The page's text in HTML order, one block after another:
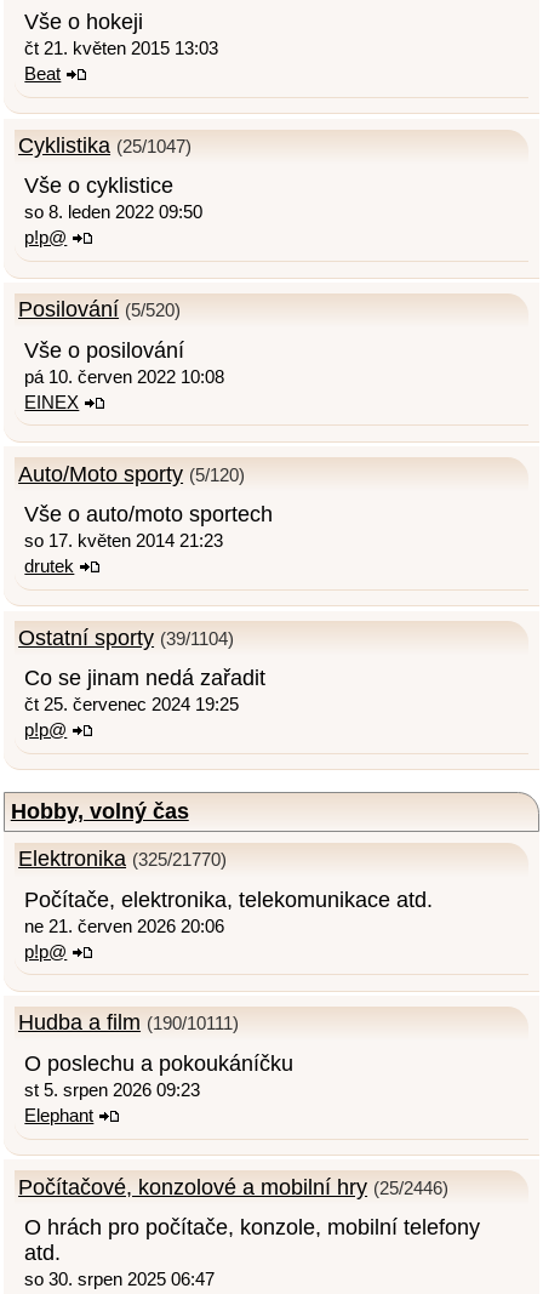
Vše o hokeji
čt 21. květen 2015 13:03
Beat
Cyklistika (25/1047)
Vše o cyklistice
so 8. leden 2022 09:50
p!p@
Posilování (5/520)
Vše o posilování
pá 10. červen 2022 10:08
EINEX
Auto/Moto sporty (5/120)
Vše o auto/moto sportech
so 17. květen 2014 21:23
drutek
Ostatní sporty (39/1104)
Co se jinam nedá zařadit
čt 25. červenec 2024 19:25
p!p@
Hobby, volný čas
Elektronika (325/21770)
Počítače, elektronika, telekomunikace atd.
ne 21. červen 2026 20:06
p!p@
Hudba a film (190/10111)
O poslechu a pokoukáníčku
st 5. srpen 2026 09:23
Elephant
Počítačové, konzolové a mobilní hry (25/2446)
O hrách pro počítače, konzole, mobilní telefony
atd.
so 30. srpen 2025 06:47